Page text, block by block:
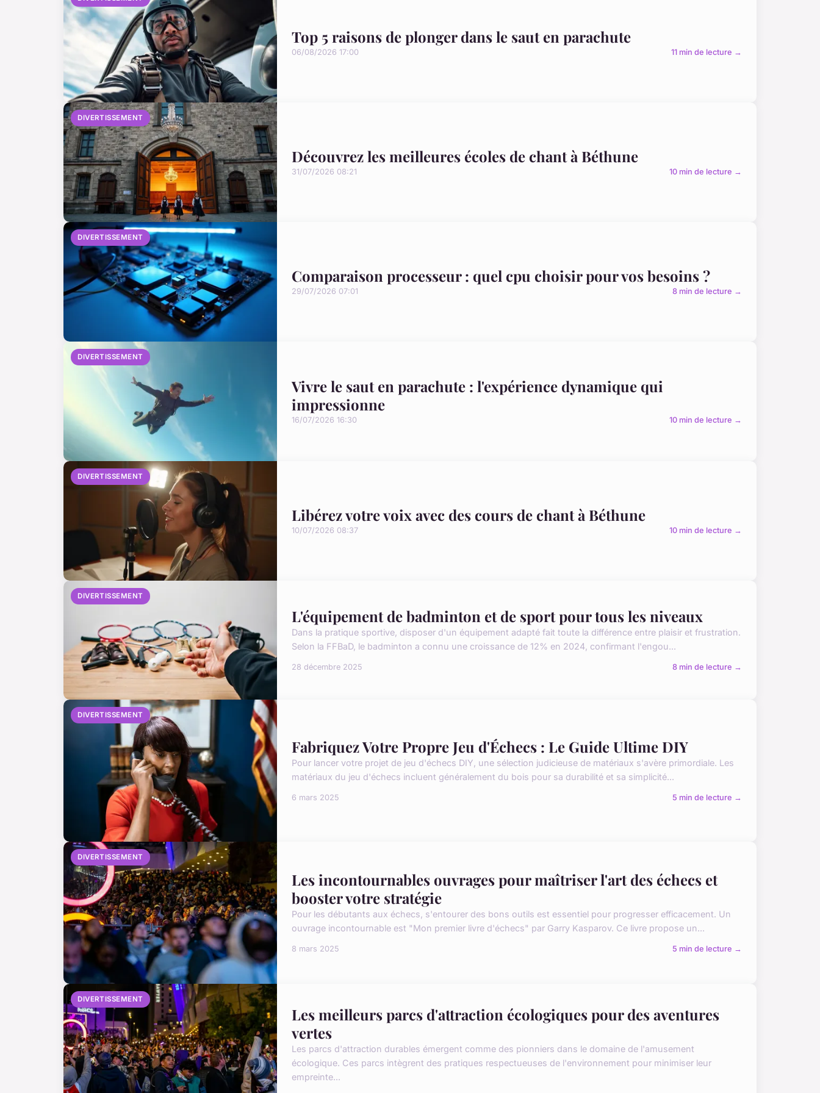
Top 5 raisons de plonger dans le saut en parachute
06/08/2026 17:00 11 min de lecture →
DIVERTISSEMENT
Découvrez les meilleures écoles de chant à Béthune
31/07/2026 08:21 10 min de lecture →
DIVERTISSEMENT
Comparaison processeur : quel cpu choisir pour vos besoins ?
29/07/2026 07:01 8 min de lecture →
DIVERTISSEMENT
Vivre le saut en parachute : l'expérience dynamique qui
impressionne
16/07/2026 16:30 10 min de lecture →
DIVERTISSEMENT
Libérez votre voix avec des cours de chant à Béthune
10/07/2026 08:37 10 min de lecture →
DIVERTISSEMENT
L'équipement de badminton et de sport pour tous les niveaux
Dans la pratique sportive, disposer d'un équipement adapté fait toute la différence entre plaisir et frustration.
Selon la FFBaD, le badminton a connu une croissance de 12% en 2024, confirmant l'engou...
28 décembre 2025 8 min de lecture →
DIVERTISSEMENT
Fabriquez Votre Propre Jeu d'Échecs : Le Guide Ultime DIY
Pour lancer votre projet de jeu d'échecs DIY, une sélection judicieuse de matériaux s'avère primordiale. Les
matériaux du jeu d'échecs incluent généralement du bois pour sa durabilité et sa simplicité...
6 mars 2025 5 min de lecture →
DIVERTISSEMENT
Les incontournables ouvrages pour maîtriser l'art des échecs et
booster votre stratégie
Pour les débutants aux échecs, s'entourer des bons outils est essentiel pour progresser efficacement. Un
ouvrage incontournable est "Mon premier livre d'échecs" par Garry Kasparov. Ce livre propose un...
8 mars 2025 5 min de lecture →
DIVERTISSEMENT
Les meilleurs parcs d'attraction écologiques pour des aventures
vertes
Les parcs d'attraction durables émergent comme des pionniers dans le domaine de l'amusement
écologique. Ces parcs intègrent des pratiques respectueuses de l'environnement pour minimiser leur
empreinte...